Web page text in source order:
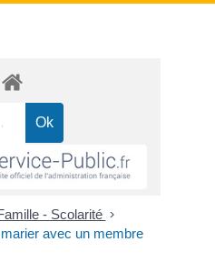
- Scolarité >
avec un membre